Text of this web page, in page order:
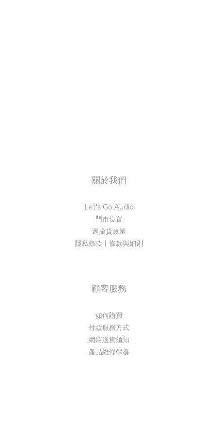
關於我們
Let's Go Audio
門市位置
退換貨政策
隱私條款丨條款與細則
顧客服務
如何購買
付款服務方式
網店送貨須知
產品維修保養